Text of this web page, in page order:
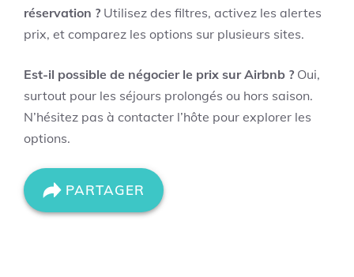
réservation ? Utilisez des filtres, activez les alertes
prix, et comparez les options sur plusieurs sites.
Est-il possible de négocier le prix sur Airbnb ? Oui,
surtout pour les séjours prolongés ou hors saison.
N’hésitez pas à contacter l’hôte pour explorer les
options.
PARTAGER